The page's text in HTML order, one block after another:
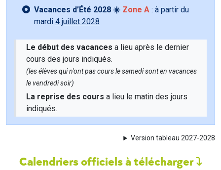
Vacances d’Été 2028 ☀️ Zone A : à partir du
mardi 4 juillet 2028
Le début des vacances a lieu après le dernier
cours des jours indiqués.
(les élèves qui n'ont pas cours le samedi sont en vacances
le vendredi soir)
La reprise des cours a lieu le matin des jours
indiqués.
Version tableau 2027-2028
Calendriers officiels à télécharger